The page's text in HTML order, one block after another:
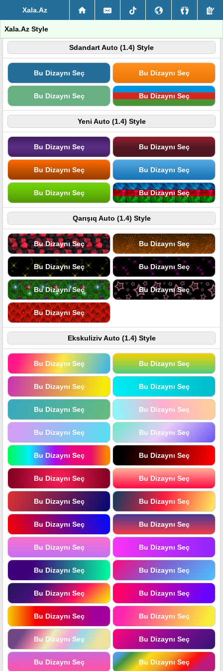
Xala.Az
Xala.Az Style
Sdandart Auto (1.4) Style
Bu Dizaynı Seç Bu Dizaynı Seç
Bu Dizaynı Seç Bu Dizaynı Seç
Yeni Auto (1.4) Style
Bu Dizaynı Seç Bu Dizaynı Seç
Bu Dizaynı Seç Bu Dizaynı Seç
Bu Dizaynı Seç Bu Dizaynı Seç
Qarışıq Auto (1.4) Style
Bu Dizaynı Seç Bu Dizaynı Seç
Bu Dizaynı Seç Bu Dizaynı Seç
Bu Dizaynı Seç Bu Dizaynı Seç
Bu Dizaynı Seç
Ekskuliziv Auto (1.4) Style
Bu Dizaynı Seç Bu Dizaynı Seç
Bu Dizaynı Seç Bu Dizaynı Seç
Bu Dizaynı Seç Bu Dizaynı Seç
Bu Dizaynı Seç Bu Dizaynı Seç
Bu Dizaynı Seç Bu Dizaynı Seç
Bu Dizaynı Seç Bu Dizaynı Seç
Bu Dizaynı Seç Bu Dizaynı Seç
Bu Dizaynı Seç Bu Dizaynı Seç
Bu Dizaynı Seç Bu Dizaynı Seç
Bu Dizaynı Seç Bu Dizaynı Seç
Bu Dizaynı Seç Bu Dizaynı Seç
Bu Dizaynı Seç Bu Dizaynı Seç
Bu Dizaynı Seç Bu Dizaynı Seç
Bu Dizaynı Seç Bu Dizaynı Seç